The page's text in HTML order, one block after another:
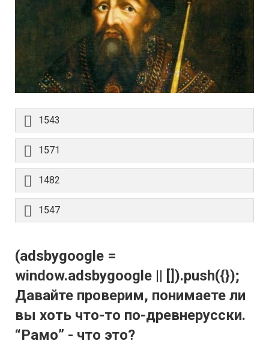
1543
1571
1482
1547
(adsbygoogle =
window.adsbygoogle || []).push({});
Давайте проверим, понимаете ли
вы хоть что-то по-древнерусски.
“Рамо” - что это?